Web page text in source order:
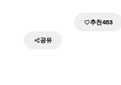
추천453
공유